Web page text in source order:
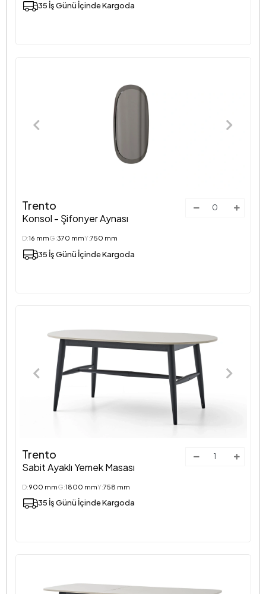
35 İş Günü İçinde Kargoda
Trento
Konsol - Şifonyer Aynası
D:16 mmG:370 mmY:750 mm
35 İş Günü İçinde Kargoda
Trento
Sabit Ayaklı Yemek Masası
D:900 mmG:1800 mmY:758 mm
35 İş Günü İçinde Kargoda